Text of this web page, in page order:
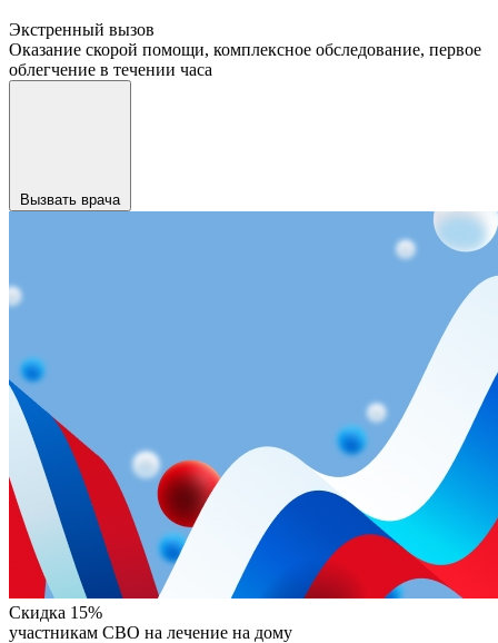
Экстренный вызов
Оказание скорой помощи, комплексное обследование, первое
облегчение в течении часа
Вызвать врача
Cкидка 15%
участникам СВО на лечение на дому